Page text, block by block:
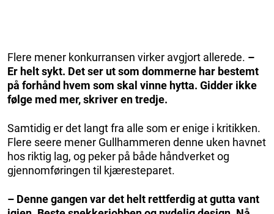
Flere mener konkurransen virker avgjort allerede. –
Er helt sykt. Det ser ut som dommerne har bestemt
på forhånd hvem som skal vinne hytta. Gidder ikke
følge med mer, skriver en tredje.
Samtidig er det langt fra alle som er enige i kritikken.
Flere seere mener Gullhammeren denne uken havnet
hos riktig lag, og peker på både håndverket og
gjennomføringen til kjæresteparet.
– Denne gangen var det helt rettferdig at gutta vant